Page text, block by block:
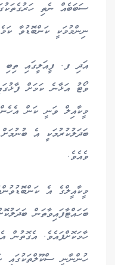
ސަބަބެއް ނެތި
ނިންމުމަކީ ކަންބޮޑުވާ
އަދި ފ. ފީއަލީގައި ތިބި
ވޯޓު އަޅާނެ ކަމަށް
މީކާއިލް ވަނީ ކަން
ބަދަލުކުރުމަކީ އެ
ވެއެވެ.
މީކާއީލްގެ އެ
ބަހައްޓާފައިވާތަން
ހާމަކޮށްފައެވެ. އެގޮތުން
ހުންނާނީ ސްކޫލްތަކުގައި